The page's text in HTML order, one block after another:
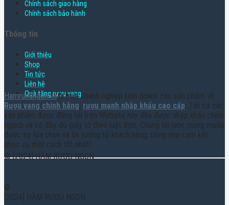
Chính sách giao hàng
Chính sách bảo hành
Thông tin
Giới thiệu
Shop
Tin tức
Liên hệ
Quà tặng rượu vang
Hamruoungon.vnlà một doanh nghiệp kinh doanh các sản phẩm về
Rượu vang chính hãng, rượu mạnh nhập khẩu cao cấp. Tất cả các
sản phẩm được đăng tải trên Website này đều được nhập khẩu chính
ngạch và có đầy đủ giấy tờ theo luật định. Chúng tôi luôn mong muốn
được sự lựa chọn và tin tưởng từ khách hàng, cũng như cam kết
phục vụ một cách tốt nhất!
© [2024] HẦM RƯỢU NGON
©
[2024] HẦM RƯỢU NGON